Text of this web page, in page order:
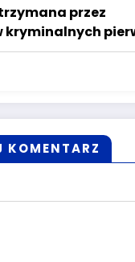
przez
kradzieże
KOMENTARZ